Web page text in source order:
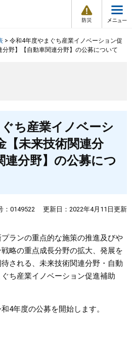
情
報
メ
ュ
> 令和4年度やまぐち産業イノベーション促
野】【自動車関連分野】の公募について
ち産業イノベーシ
【未来技術関連分
連分野】の公募につ
：0149522 更新日：2022年4月11日更新
ランの重点的な施策の推進及びや
略の重点成長分野の拡大、発展を
される、未来技術関連分野・自動
ち産業イノベーション促進補助
4年度の公募を開始します。